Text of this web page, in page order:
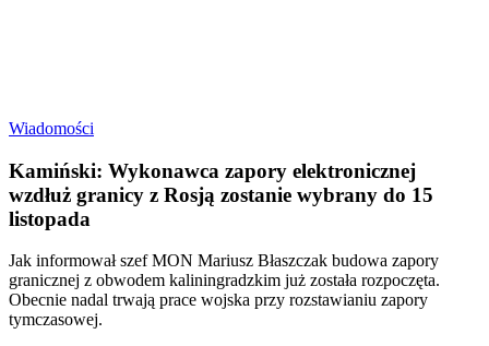
Wiadomości
Kamiński: Wykonawca zapory elektronicznej
wzdłuż granicy z Rosją zostanie wybrany do 15
listopada
Jak informował szef MON Mariusz Błaszczak budowa zapory
granicznej z obwodem kaliningradzkim już została rozpoczęta.
Obecnie nadal trwają prace wojska przy rozstawianiu zapory
tymczasowej.